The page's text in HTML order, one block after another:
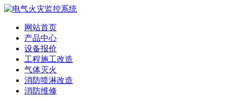
网站首页
产品中心
设备报价
工程施工改造
气体灭火
消防喷淋改造
消防维修